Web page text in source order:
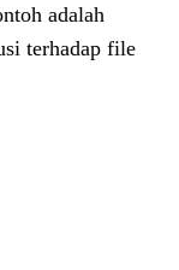
adalah
terhadap file